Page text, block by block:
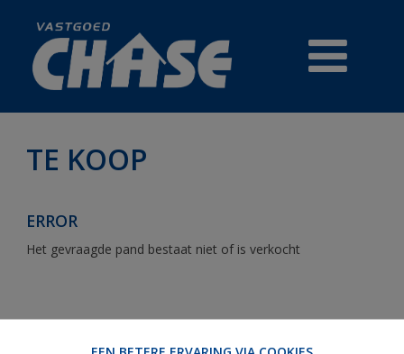
REFERENTIES
TE KOOP
ERROR
Het gevraagde pand bestaat niet of is verkocht